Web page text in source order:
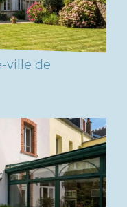
ville de